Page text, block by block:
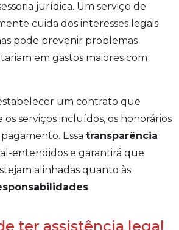
jurídica. Um serviço de
cuida dos interesses legais
pode prevenir problemas
em gastos maiores com
um contrato que
serviços incluídos, os honorários
Essa transparência
entendidos e garantirá que
alinhadas quanto às
.
ter assistência legal